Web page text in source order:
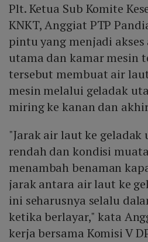
Plt. Ketua Sub Komite
KNKT, Anggiat PTP
pintu yang menjadi
utama dan kamar mesin
tersebut membuat air
mesin melalui geladak
miring ke kanan dan
"Jarak air laut ke geladak
rendah dan kondisi
menambah benaman
jarak antara air laut ke
ini seharusnya selalu
ketika berlayar," kata
kerja bersama Komisi V